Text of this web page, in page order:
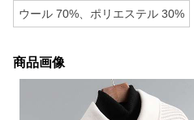
ウール 70%、ポリエステル 30%
商品画像